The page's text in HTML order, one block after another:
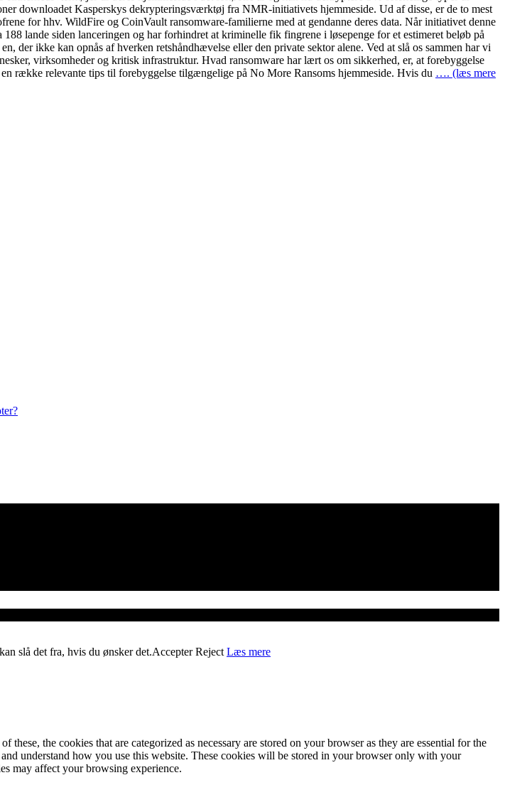
downloadet Kasperskys dekrypteringsværktøj fra NMR-initiativets hjemmeside. Ud af disse, er de to mest
for hhv. WildFire og CoinVault ransomware-familierne med at gendanne deres data. Når initiativet denne
lande siden lanceringen og har forhindret at kriminelle fik fingrene i løsepenge for et estimeret beløb på
der ikke kan opnås af hverken retshåndhævelse eller den private sektor alene. Ved at slå os sammen har vi
virksomheder og kritisk infrastruktur. Hvad ransomware har lært os om sikkerhed, er, at forebyggelse
række relevante tips til forebyggelse tilgængelige på No More Ransoms hjemmeside. Hvis du …. (læs mere
slå det fra, hvis du ønsker det.Accepter Reject Læs mere
the cookies that are categorized as necessary are stored on your browser as they are essential for the
understand how you use this website. These cookies will be stored in your browser only with your
may affect your browsing experience.